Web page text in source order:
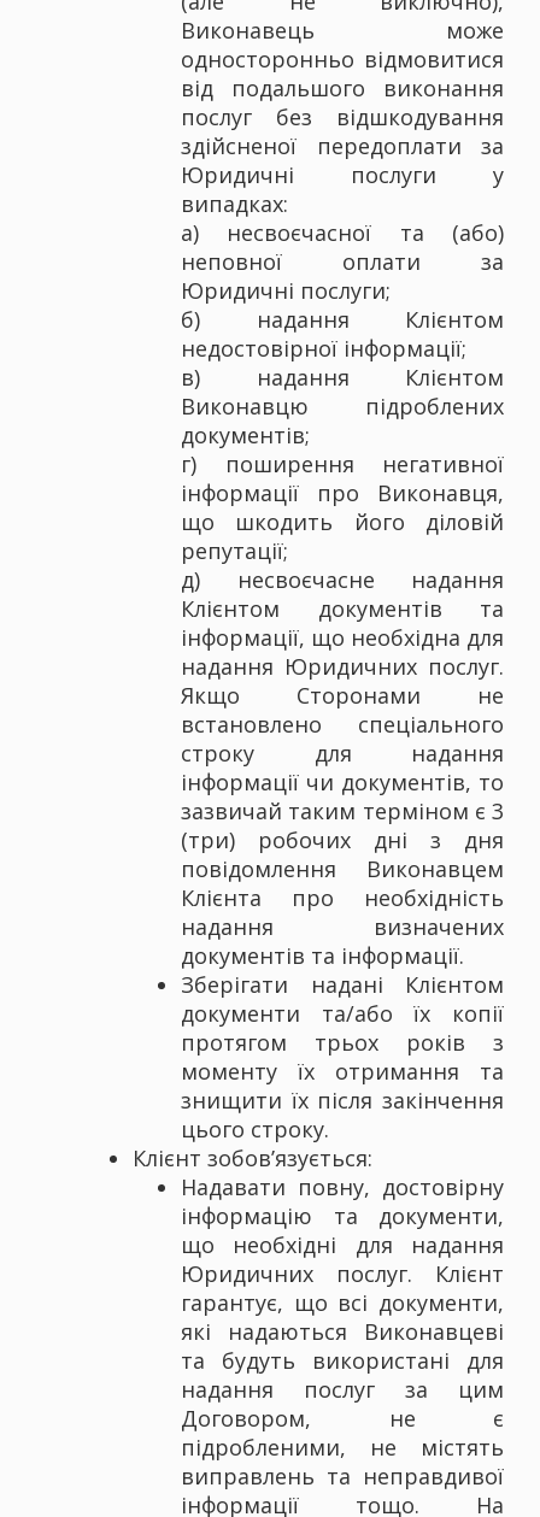
Виконавець може
односторонньо відмовитися
від подальшого виконання
послуг без відшкодування
здійсненої передоплати за
Юридичні послуги у
випадках:
а) несвоєчасної та (або)
неповної оплати за
Юридичні послуги;
б) надання Клієнтом
недостовірної інформації;
в) надання Клієнтом
Виконавцю підроблених
документів;
г) поширення негативної
інформації про Виконавця,
що шкодить його діловій
репутації;
д) несвоєчасне надання
Клієнтом документів та
інформації, що необхідна для
надання Юридичних послуг.
Якщо Сторонами не
встановлено спеціального
строку для надання
інформації чи документів, то
зазвичай таким терміном є 3
(три) робочих дні з дня
повідомлення Виконавцем
Клієнта про необхідність
надання визначених
документів та інформації.
Зберігати надані Клієнтом
документи та/або їх копії
протягом трьох років з
моменту їх отримання та
знищити їх після закінчення
цього строку.
Клієнт зобов’язується:
Надавати повну, достовірну
інформацію та документи,
що необхідні для надання
Юридичних послуг. Клієнт
гарантує, що всі документи,
які надаються Виконавцеві
та будуть використані для
надання послуг за цим
Договором, не є
підробленими, не містять
виправлень та неправдивої
інформації тощо. На